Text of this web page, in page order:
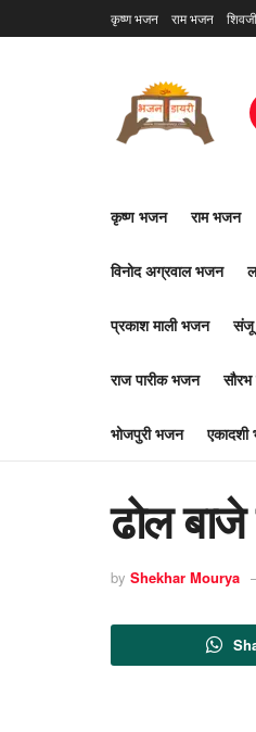
कृष्ण भजन राम भजन
कृष्ण भजन राम भजन
विनोद अग्रवाल भजन
प्रकाश माली भजन संजू
राज पारीक भजन
भोजपुरी भजन
ढोल
by Shekhar Mourya